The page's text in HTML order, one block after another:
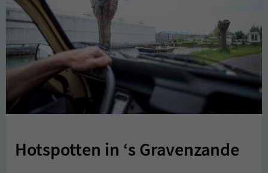
Hotspotten in ‘s Gravenzande